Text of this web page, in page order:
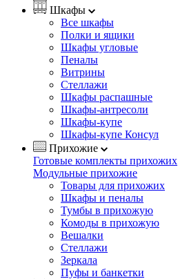
Шкафы
Все шкафы
Полки и ящики
Шкафы угловые
Пеналы
Витрины
Стеллажи
Шкафы распашные
Шкафы-антресоли
Шкафы-купе
Шкафы-купе Консул
Прихожие
Готовые комплекты прихожих
Модульные прихожие
Товары для прихожих
Шкафы и пеналы
Тумбы в прихожую
Комоды в прихожую
Вешалки
Стеллажи
Зеркала
Пуфы и банкетки